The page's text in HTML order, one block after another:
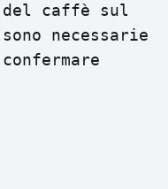
caffè sul
necessarie